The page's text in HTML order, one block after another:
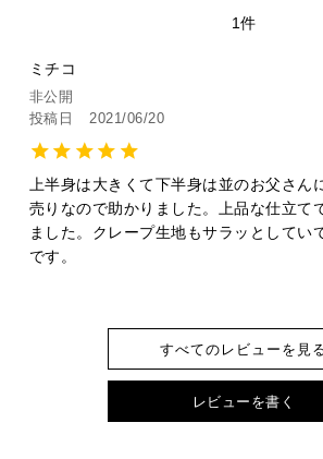
1
ミチコ
非公開
投稿日
2021/06/20
上半身は大きくて下半身は並のお父さん
売りなので助かりました。上品な仕立て
ました。クレープ生地もサラッとしてい
です。
すべてのレビューを見
レビューを書く